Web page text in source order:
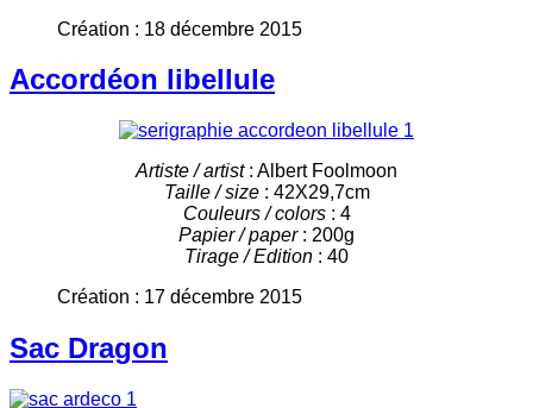
Création : 18 décembre 2015
Accordéon libellule
Artiste / artist: Albert Foolmoon
Taille / size: 42X29,7cm
Couleurs / colors: 4
Papier / paper: 200g
Tirage / Edition : 40
Création : 17 décembre 2015
Sac Dragon